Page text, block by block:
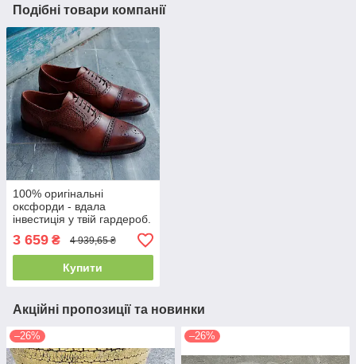
Подібні товари компанії
100% оригінальні
оксфорди - вдала
інвестиція у твій гардероб.
Чоловічі туфлі
3 659 ₴ 4 939,65 ₴
Купити
Акційні пропозиції та новинки
–26% –26%